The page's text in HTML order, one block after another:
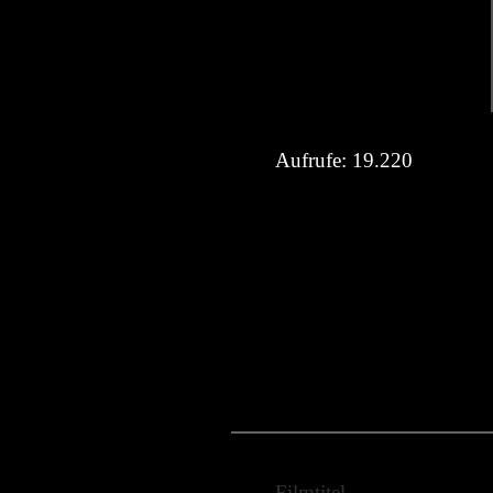
Aufrufe: 19.220